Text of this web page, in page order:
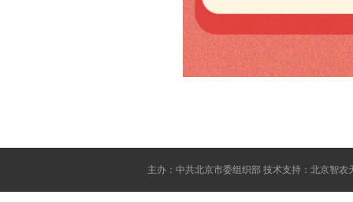
主办：中共北京市委组织部 技术支持：北京智农